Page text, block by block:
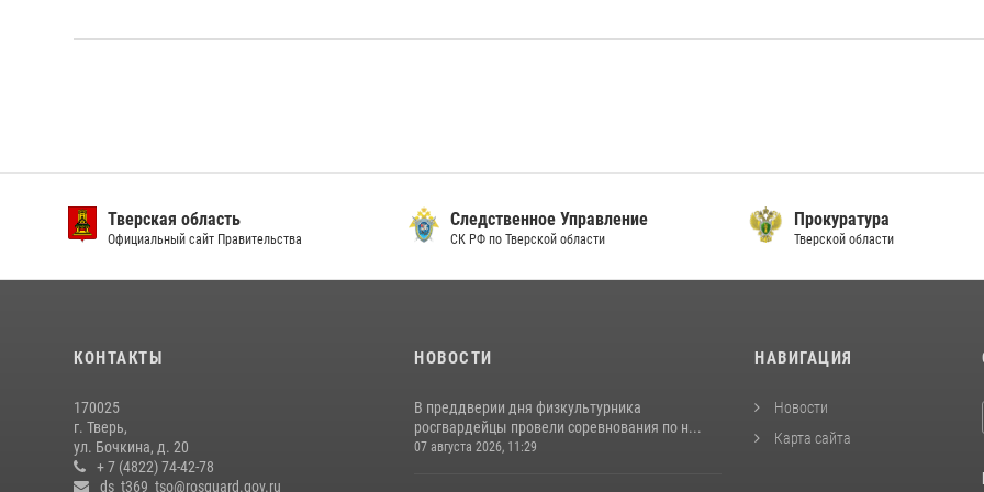
Тверская область
Официальный сайт Правительства
Следственное Управление
СК РФ по Тверской области
Прокуратура
Тверской области
КОНТАКТЫ
170025
г. Тверь,
ул. Бочкина, д. 20
+ 7 (4822) 74-42-78
ds_t369_tso@rosguard.gov.ru
НОВОСТИ
В преддверии дня физкультурника
росгвардейцы провели соревнования по н...
07 августа 2026, 11:29
НАВИГАЦИЯ
Новости
Карта сайта